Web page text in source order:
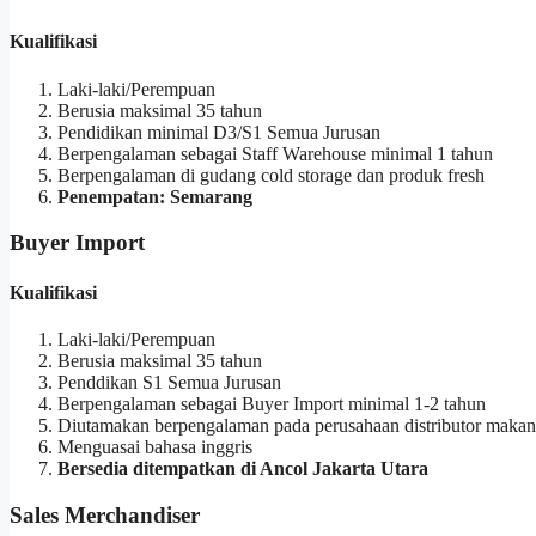
Kualifikasi
Laki-laki/Perempuan
Berusia maksimal 35 tahun
Pendidikan minimal D3/S1 Semua Jurusan
Berpengalaman sebagai Staff Warehouse minimal 1 tahun
Berpengalaman di gudang cold storage dan produk fresh
Penempatan: Semarang
Buyer Import
Kualifikasi
Laki-laki/Perempuan
Berusia maksimal 35 tahun
Penddikan S1 Semua Jurusan
Berpengalaman sebagai Buyer Import minimal 1-2 tahun
Diutamakan berpengalaman pada perusahaan distributor
Menguasai bahasa inggris
Bersedia ditempatkan di Ancol Jakarta Utara
Sales Merchandiser